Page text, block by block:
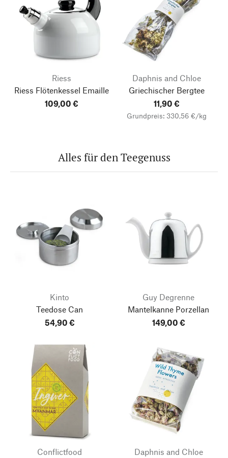
Riess
Riess Flötenkessel Emaille
109,00 €
Daphnis and Chloe
Griechischer Bergtee
11,90 €
Grundpreis: 330,56 €/kg
Alles für den Teegenuss
Kinto
Teedose Can
54,90 €
Guy Degrenne
Mantelkanne Porzellan
149,00 €
Conflictfood
Daphnis and Chloe